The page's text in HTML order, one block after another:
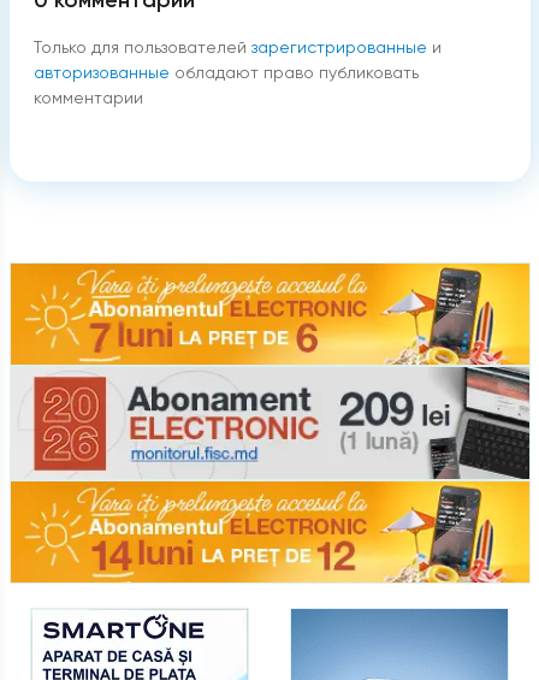
Только для пользователей зарегистрированные и
авторизованные обладают право публиковать
комментарии